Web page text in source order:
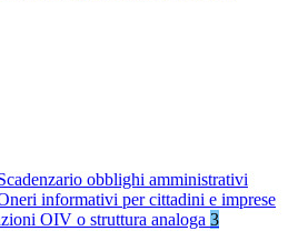
obblighi amministrativi
informativi per cittadini e imprese
OIV o struttura analoga 3